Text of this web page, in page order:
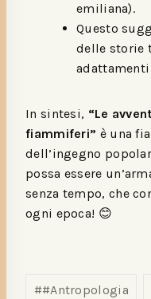
emiliana).
Questo
delle storie
In sintesi, “Le
fiammiferi” è una
dell’ingegno
possa essere
senza tempo, che
ogni epoca! 😊
##Antropologia